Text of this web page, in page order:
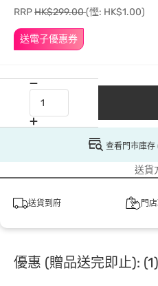
送電子優惠券
RRPHK$299.00(慳: HK$1.00)
查看門市庫存
送貨
送貨到府 門
優惠 (贈品送完即止): (1)